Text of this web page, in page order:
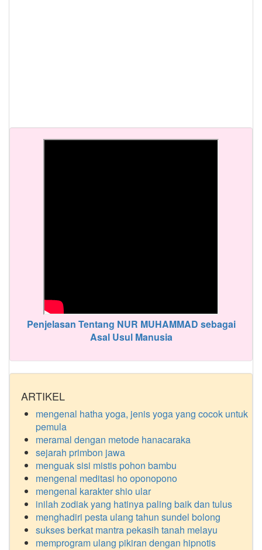
Penjelasan Tentang NUR MUHAMMAD sebagai
Asal Usul Manusia
ARTIKEL
mengenal hatha yoga, jenis yoga yang cocok untuk
pemula
meramal dengan metode hanacaraka
sejarah primbon jawa
menguak sisi mistis pohon bambu
mengenal meditasi ho oponopono
mengenal karakter shio ular
inilah zodiak yang hatinya paling baik dan tulus
menghadiri pesta ulang tahun sundel bolong
sukses berkat mantra pekasih tanah melayu
memprogram ulang pikiran dengan hipnotis